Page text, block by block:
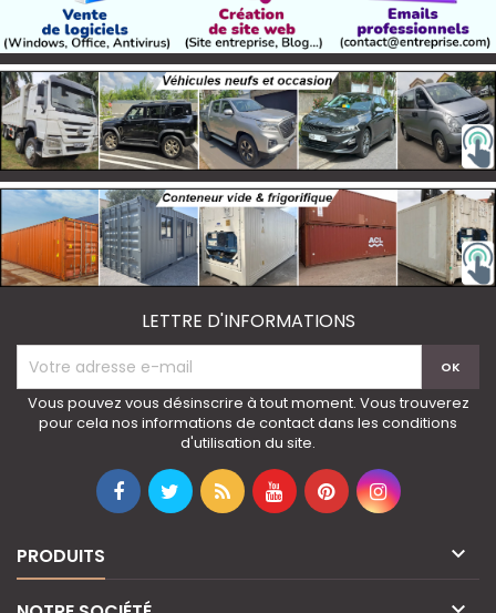
LETTRE D'INFORMATIONS
Vous pouvez vous désinscrire à tout moment. Vous trouverez
pour cela nos informations de contact dans les conditions
d'utilisation du site.
PRODUITS 